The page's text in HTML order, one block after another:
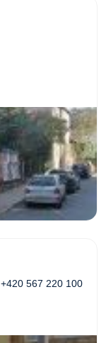
+420 567 220 100